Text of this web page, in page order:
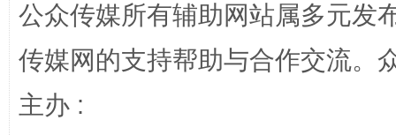
公众传媒所有辅助网站属多元发
传媒网的支持帮助与合作交流。
主办 :